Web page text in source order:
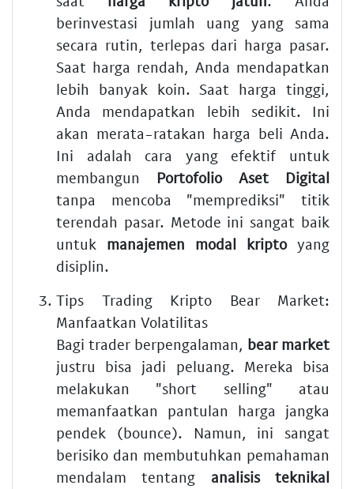
berinvestasi jumlah uang yang sama
secara rutin, terlepas dari harga pasar.
Saat harga rendah, Anda mendapatkan
lebih banyak koin. Saat harga tinggi,
Anda mendapatkan lebih sedikit. Ini
akan merata-ratakan harga beli Anda.
Ini adalah cara yang efektif untuk
membangun Portofolio Aset Digital
tanpa mencoba "memprediksi" titik
terendah pasar. Metode ini sangat baik
untuk manajemen modal kriptoyang
disiplin.
Tips Trading Kripto Bear Market:
Manfaatkan Volatilitas
Bagi trader berpengalaman, bear market
justru bisa jadi peluang. Mereka bisa
melakukan "short selling" atau
memanfaatkan pantulan harga jangka
pendek (bounce). Namun, ini sangat
berisiko dan membutuhkan pemahaman
mendalam tentang analisis teknikal